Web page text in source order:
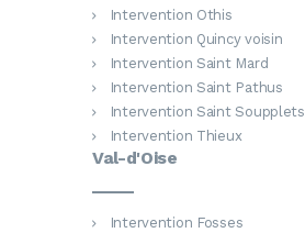
Intervention Othis
Intervention Quincy voisin
Intervention Saint Mard
Intervention Saint Pathus
Intervention Saint Soupplets
Intervention Thieux
Val-d'Oise
Intervention Fosses